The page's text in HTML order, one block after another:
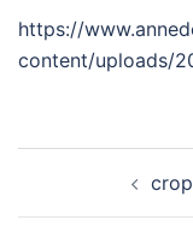
https://
content/uploads/